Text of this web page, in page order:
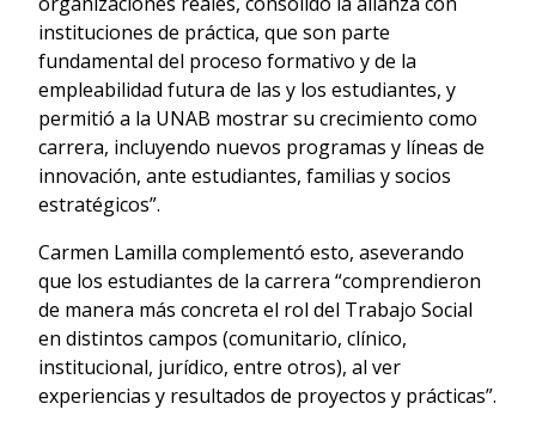
instituciones de práctica, que son parte
fundamental del proceso formativo y de la
empleabilidad futura de las y los estudiantes, y
permitió a la UNAB mostrar su crecimiento como
carrera, incluyendo nuevos programas y líneas de
innovación, ante estudiantes, familias y socios
estratégicos”.
Carmen Lamilla complementó esto, aseverando
que los estudiantes de la carrera “comprendieron
de manera más concreta el rol del Trabajo Social
en distintos campos (comunitario, clínico,
institucional, jurídico, entre otros), al ver
experiencias y resultados de proyectos y prácticas”.